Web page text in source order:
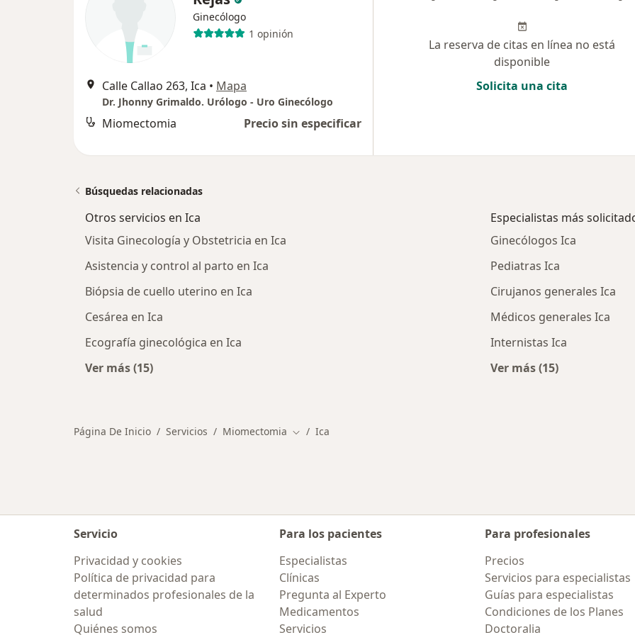
Ginecólogo
1 opinión
Calle Callao 263, Ica • Mapa
Dr. Jhonny Grimaldo. Urólogo - Uro Ginecólogo
Miomectomia Precio sin especificar
La reserva de citas en línea no está
disponible
Solicita una cita
Búsquedas relacionadas
Otros servicios en Ica
Visita Ginecología y Obstetricia en Ica
Asistencia y control al parto en Ica
Biópsia de cuello uterino en Ica
Cesárea en Ica
Ecografía ginecológica en Ica
Ver más (15)
Especialistas más
Ginecólogos Ica
Pediatras Ica
Cirujanos generales Ica
Médicos generales Ica
Internistas Ica
Ver más (15)
Página De Inicio Servicios Miomectomia Cambiar de ciudad
Ica
Servicio
Privacidad y cookies
Política de privacidad para
determinados profesionales de la
salud
Quiénes somos
Para los pacientes
Especialistas
Clínicas
Pregunta al Experto
Medicamentos
Servicios
Para profesionales
Precios
Servicios para especialistas
Guías para especialistas
Condiciones de los Planes
Doctoralia